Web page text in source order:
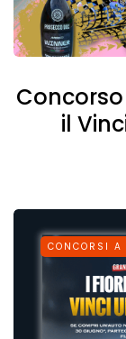
il
CONCORSI A